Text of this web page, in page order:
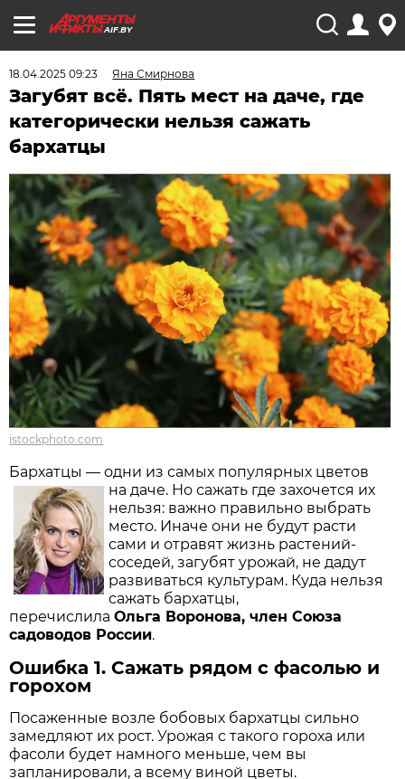
AIF.BY
18.04.2025 09:23 Яна Смирнова
Загубят всё. Пять мест на даче, где
категорически нельзя сажать
бархатцы
istockphoto.com
Бархатцы — одни из самых популярных цветов
на даче. Но сажать где захочется их
нельзя: важно правильно выбрать
место. Иначе они не будут расти
сами и отравят жизнь растений-
соседей, загубят урожай, не дадут
развиваться культурам. Куда нельзя
сажать бархатцы,
перечислилаОльга Воронова, член Союза
садоводов России.
Ошибка 1. Сажать рядом с фасолью и
горохом
Посаженные возле бобовых бархатцы сильно
замедляют их рост. Урожая с такого гороха или
фасоли будет намного меньше, чем вы
запланировали, а всему виной цветы.